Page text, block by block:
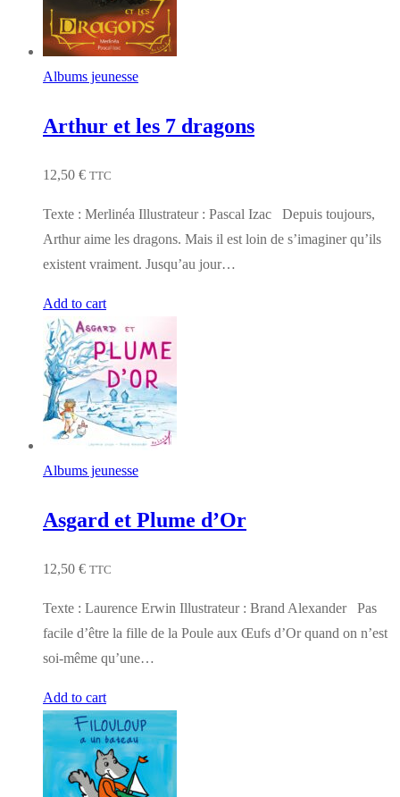
Albums jeunesse
Arthur et les 7 dragons
12,50 € TTC
Texte : Merlinéa Illustrateur : Pascal Izac Depuis toujours,
Arthur aime les dragons. Mais il est loin de s’imaginer qu’ils
existent vraiment. Jusqu’au jour…
Add to cart
Albums jeunesse
Asgard et Plume d’Or
12,50 € TTC
Texte : Laurence Erwin Illustrateur : Brand Alexander Pas
facile d’être la fille de la Poule aux Œufs d’Or quand on n’est
soi-même qu’une…
Add to cart